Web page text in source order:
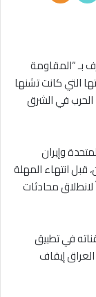
بـ “المقاومة
التي كانت تشنها
في الشرق
وإيران
قبل انتهاء المهلة
لانطلاق محادثات
في تطبيق
إيقاف